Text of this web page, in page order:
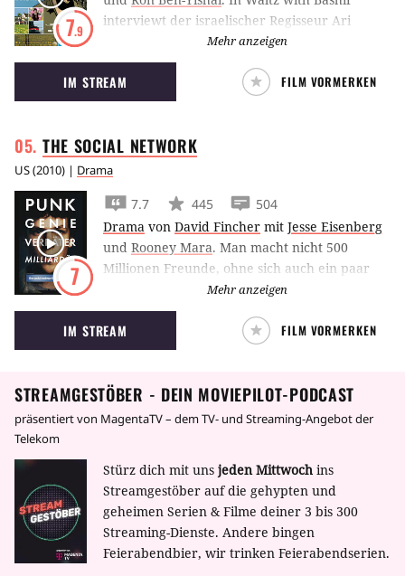
7.9
interviewt der israelischer Regisseur Ari
Folman Veteranen aus dem Libanonkrieg, da
ihm selbst aus dieser Zeit nur Albträume, aber
keine Erinnerungen geblieben sind.
Mehr anzeigen
IM STREAM FILM VORMERKEN
THE SOCIAL NETWORK
US(2010) | Drama
7
7.7 445
504
Drama von David Fincher mit Jesse Eisenberg
und Rooney Mara. Man macht nicht 500
Millionen Freunde, ohne sich auch ein paar
Feinde zu machen. Doch das muss Jesse
Eisenberg in der Rolle des Facebook-Erfinders
selbst feststellen.
Mehr anzeigen
IM STREAM FILM VORMERKEN
STREAMGESTÖBER - DEIN MOVIEPILOT-PODCAST
präsentiert von MagentaTV – dem TV- und Streaming-Angebot der
Telekom
Stürz dich mit uns jeden Mittwoch ins
Streamgestöber auf die gehypten und
geheimen Serien & Filme deiner 3 bis 300
Streaming-Dienste. Andere bingen
Feierabendbier, wir trinken Feierabendserien.